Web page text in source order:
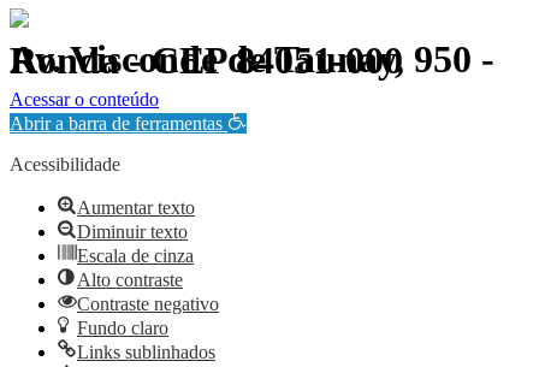
Av. Visconde de Taunay, 950 - Ronda - CEP 84051-000
Política de Privacidade.
Acessar o conteúdo
Abrir a barra de ferramentas
Acessibilidade
Aumentar texto
Diminuir texto
Escala de cinza
Alto contraste
Contraste negativo
Fundo claro
Links sublinhados